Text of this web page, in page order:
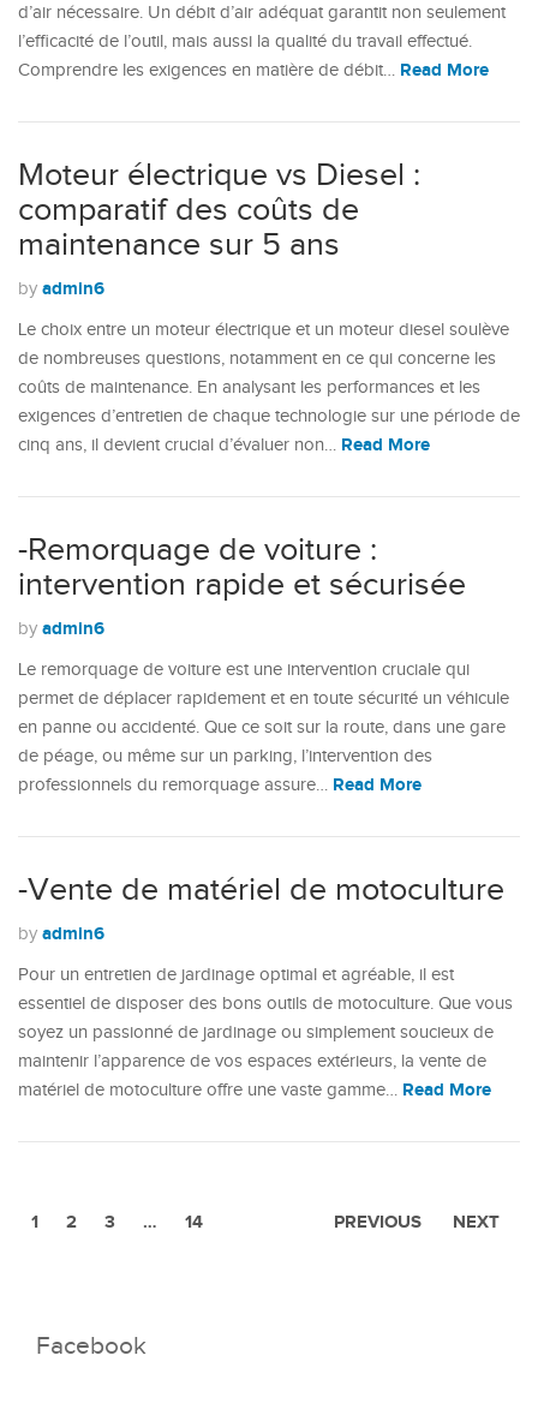
d’air nécessaire. Un débit d’air adéquat garantit non seulement
l’efficacité de l’outil, mais aussi la qualité du travail effectué.
Comprendre les exigences en matière de débit… Read More
Moteur électrique vs Diesel :
comparatif des coûts de
maintenance sur 5 ans
by admin6
Le choix entre un moteur électrique et un moteur diesel soulève
de nombreuses questions, notamment en ce qui concerne les
coûts de maintenance. En analysant les performances et les
exigences d’entretien de chaque technologie sur une période de
cinq ans, il devient crucial d’évaluer non… Read More
-Remorquage de voiture :
intervention rapide et sécurisée
by admin6
Le remorquage de voiture est une intervention cruciale qui
permet de déplacer rapidement et en toute sécurité un véhicule
en panne ou accidenté. Que ce soit sur la route, dans une gare
de péage, ou même sur un parking, l’intervention des
professionnels du remorquage assure… Read More
-Vente de matériel de motoculture
by admin6
Pour un entretien de jardinage optimal et agréable, il est
essentiel de disposer des bons outils de motoculture. Que vous
soyez un passionné de jardinage ou simplement soucieux de
maintenir l’apparence de vos espaces extérieurs, la vente de
matériel de motoculture offre une vaste gamme… Read More
PREVIOUS
1 2 3 … 14 NEXT
Facebook